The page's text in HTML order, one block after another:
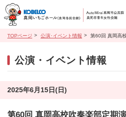
TOPページ 公演･イベント情報 第60回 真岡高
公演・イベント情報
2025年6月15日(日)
第60回 真岡高校吹奏楽部定期